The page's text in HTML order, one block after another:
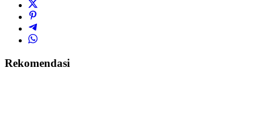
Rekomendasi